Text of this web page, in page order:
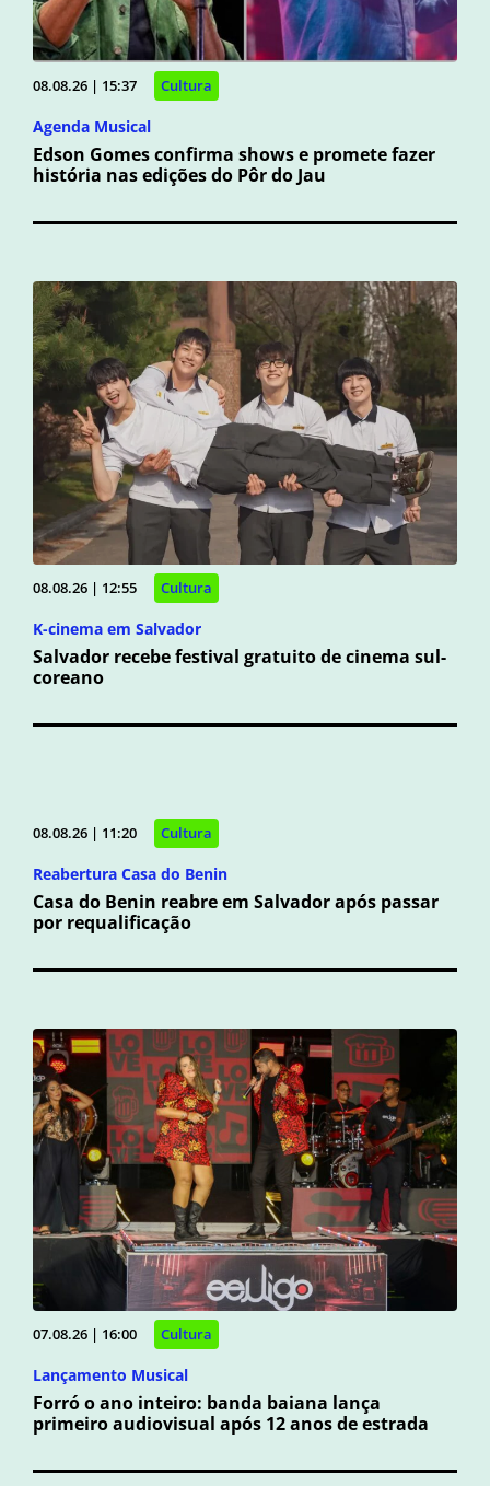
08.08.26 | 15:37 Cultura
Agenda Musical
Edson Gomes confirma shows e promete fazer
história nas edições do Pôr do Jau
08.08.26 | 12:55 Cultura
K-cinema em Salvador
Salvador recebe festival gratuito de cinema sul-
coreano
08.08.26 | 11:20 Cultura
Reabertura Casa do Benin
Casa do Benin reabre em Salvador após passar
por requalificação
07.08.26 | 16:00 Cultura
Lançamento Musical
Forró o ano inteiro: banda baiana lança
primeiro audiovisual após 12 anos de estrada